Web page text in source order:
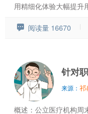
用精细化体验大幅提升
阅读量 16670
针对
来源： 祁
概述：公立医疗机构周